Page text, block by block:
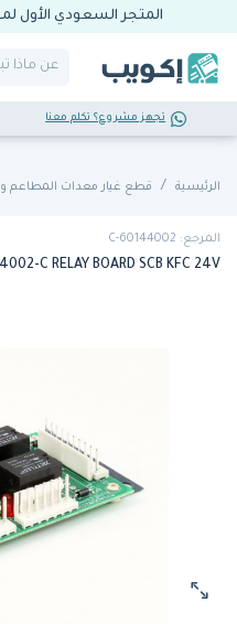
المتجر السعودي الأول
تجهز مشروع؟ تكلم معنا
الرئيسية قطع غيار معدات المطاعم
المرجع: 60144002-C
C RELAY BOARD SCB KFC 24V